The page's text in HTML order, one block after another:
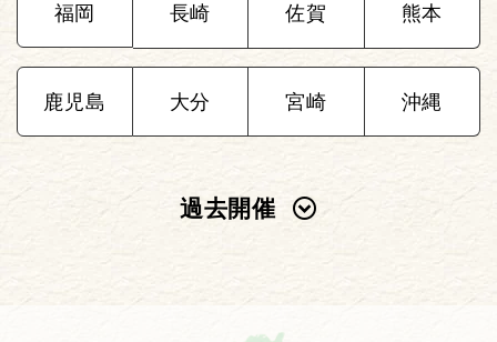
福岡 長崎 佐賀 熊本
鹿児島 大分 宮崎 沖縄
過去開催